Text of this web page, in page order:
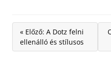
« Előző: A Dotz felni
ellenálló és stílusos